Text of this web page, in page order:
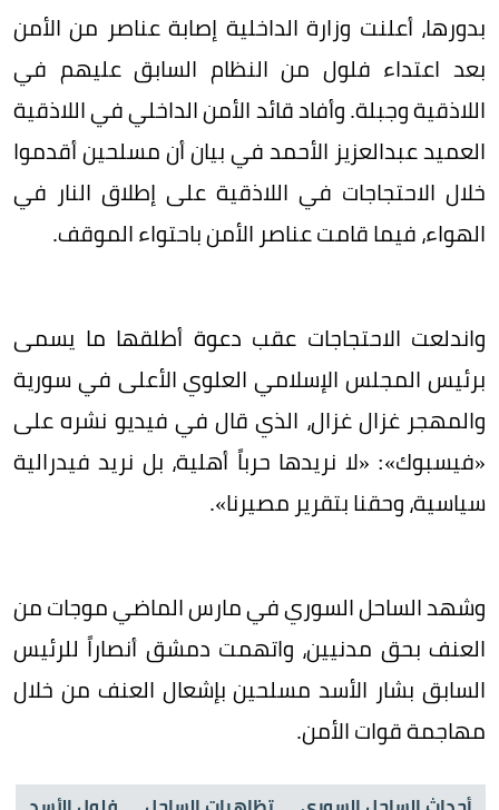
بدورها، أعلنت وزارة الداخلية إصابة عناصر من الأمن
بعد اعتداء فلول من النظام السابق عليهم في
اللاذقية وجبلة. وأفاد قائد الأمن الداخلي في اللاذقية
العميد عبدالعزيز الأحمد في بيان أن مسلحين أقدموا
خلال الاحتجاجات في اللاذقية على إطلاق النار في
الهواء، فيما قامت عناصر الأمن باحتواء الموقف.
واندلعت الاحتجاجات عقب دعوة أطلقها ما يسمى
برئيس المجلس الإسلامي العلوي الأعلى في سورية
والمهجر غزال غزال، الذي قال في فيديو نشره على
«فيسبوك»: «لا نريدها حرباً أهلية، بل نريد فيدرالية
سياسية، وحقنا بتقرير مصيرنا».
وشهد الساحل السوري في مارس الماضي موجات من
العنف بحق مدنيين، واتهمت دمشق أنصاراً للرئيس
السابق بشار الأسد مسلحين بإشعال العنف من خلال
مهاجمة قوات الأمن.